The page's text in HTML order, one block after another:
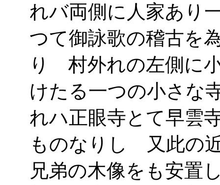
れバ両側に人家あり
つて御詠歌の稽古を
り 村外れの左側に
けたる一つの小さ
れハ正眼寺とて早雲
ものなりし 又此の
兄弟の木像をも安置